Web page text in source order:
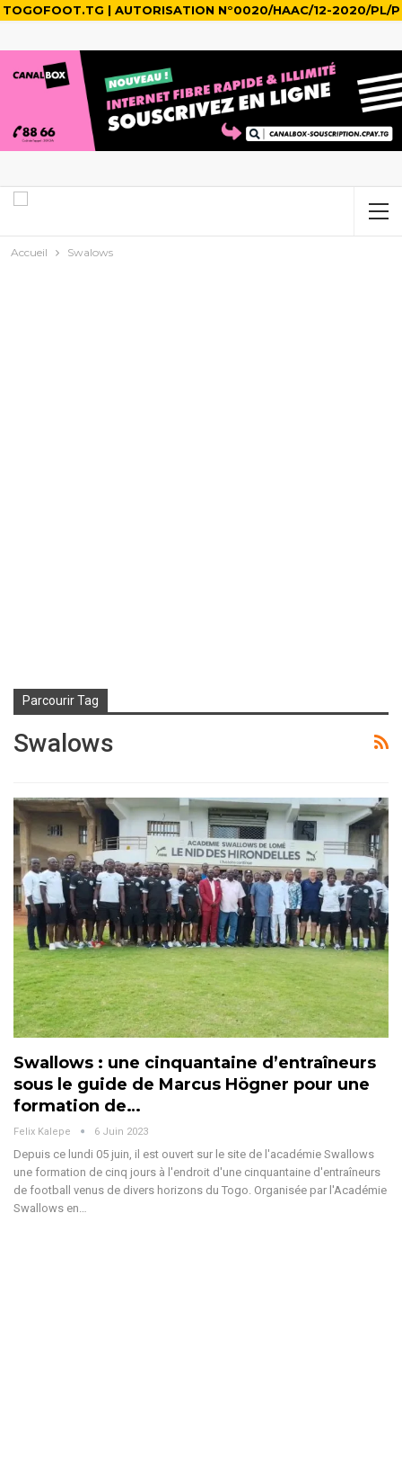
TOGOFOOT.TG | AUTORISATION N°0020/HAAC/12-2020/PL/P
Accueil Swalows
Parcourir Tag
Swalows
Swallows : une cinquantaine d’entraîneurs
sous le guide de Marcus Högner pour une
formation de…
Felix Kalepe 6 Juin 2023
Depuis ce lundi 05 juin, il est ouvert sur le site de l'académie Swallows
une formation de cinq jours à l'endroit d'une cinquantaine d'entraîneurs
de football venus de divers horizons du Togo. Organisée par l'Académie
Swallows en…